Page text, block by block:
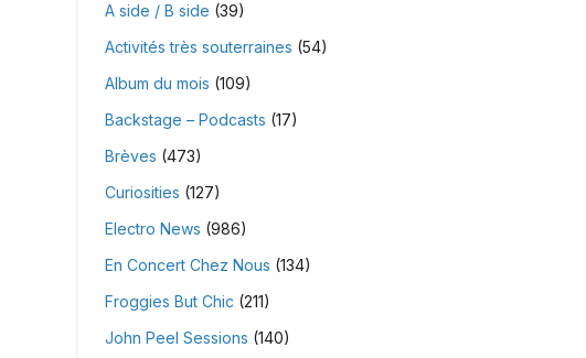
A side / B side (39)
Activités très souterraines (54)
Album du mois (109)
Backstage – Podcasts (17)
Brèves (473)
Curiosities (127)
Electro News (986)
En Concert Chez Nous (134)
Froggies But Chic (211)
John Peel Sessions (140)